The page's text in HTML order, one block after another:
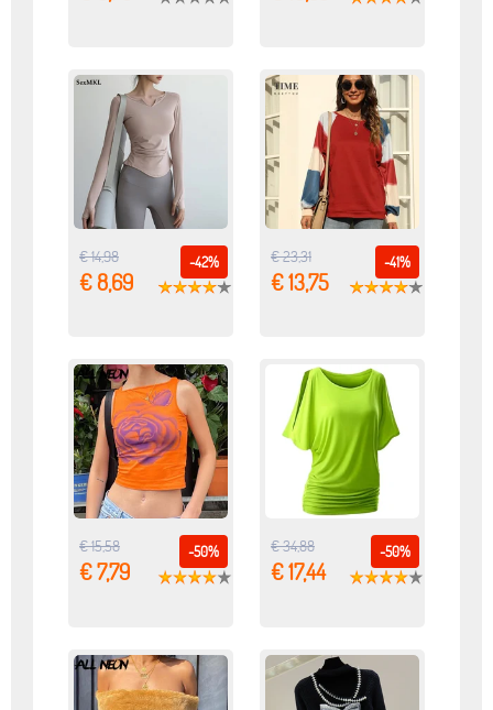
-42%
€ 14,98
€ 8,69
-41%
€ 23,31
€ 13,75
-50%
€ 15,58
€ 7,79
-50%
€ 34,88
€ 17,44